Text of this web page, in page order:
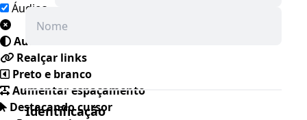
Áudios
Auto contraste
Realçar links
Preto e branco
Aumentar espaçamento
Destacando cursor
Identificação